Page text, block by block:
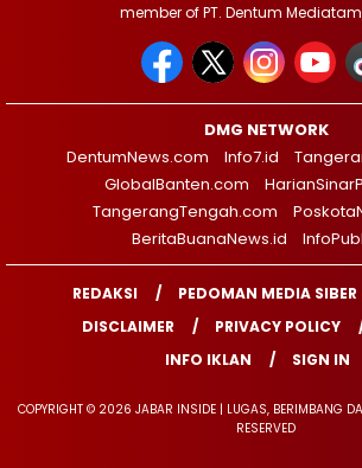
member of PT. Dentum
DMG NETWORK
DentumNews.com
Info7.id
GlobalBanten.com
TangerangTengah.com
BeritaBuanaNews.id
REDAKSI PEDOMAN MEDIA SIBER
DISCLAIMER
PRIVACY POLICY
INFO IKLAN
SIGN IN
COPYRIGHT © 2026 JABAR INSIDE | LUGAS, BERIMBANG
RESERVED